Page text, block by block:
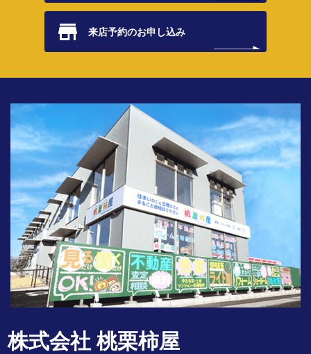
来店予約のお申し込み
株式会社 桃栗柿屋